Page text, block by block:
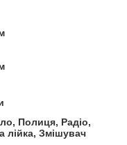
Полиця, Радіо,
лійка, Змішувач